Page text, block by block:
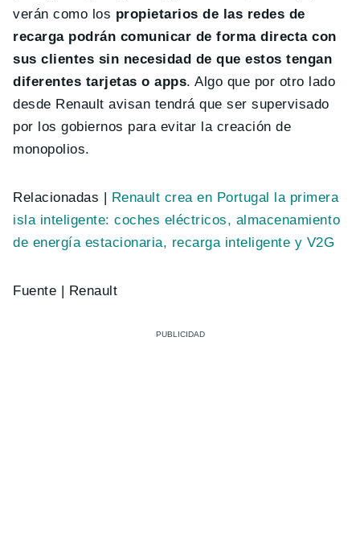
verán como los propietarios de las redes de
recarga podrán comunicar de forma directa con
sus clientes sin necesidad de que estos tengan
diferentes tarjetas o apps. Algo que por otro lado
desde Renault avisan tendrá que ser supervisado
por los gobiernos para evitar la creación de
monopolios.
Relacionadas | Renault crea en Portugal la primera
isla inteligente: coches eléctricos, almacenamiento
de energía estacionaria, recarga inteligente y V2G
Fuente | Renault